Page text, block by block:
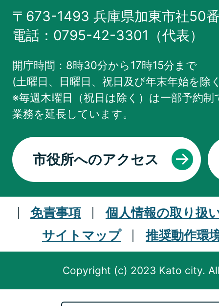
〒673-1493 兵庫県加東市社50
電話：0795-42-3301（代表）
開庁時間：8時30分から17時15分まで
(土曜日、日曜日、祝日及び年末年始を除
※毎週木曜日（祝日は除く）は一部予約
業務を延長しています。
市役所へのアクセス
免責事項
個人情報の取り扱
サイトマップ
推奨動作環
Copyright (c) 2023 Kato city.